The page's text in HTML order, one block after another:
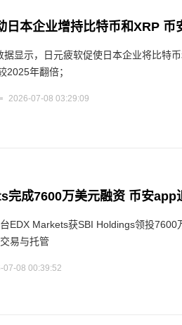
日本企业增持比特币和XRP 币
据显示，日元疲软促使日本企业将比特
2025年翻倍；
2026-07-08 03:29:09
完成7600万美元融资 币安app
EDX Markets获SBI Holdings领投
易与托管
07-08 00:39:52